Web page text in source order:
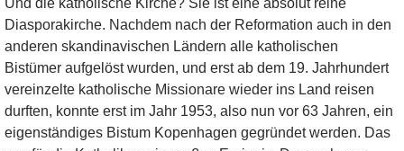
Und die katholische Kirche? Sie ist eine absolut reine
Diasporakirche. Nachdem nach der Reformation auch in den
anderen skandinavischen Ländern alle katholischen
Bistümer aufgelöst wurden, und erst ab dem 19. Jahrhundert
vereinzelte katholische Missionare wieder ins Land reisen
durften, konnte erst im Jahr 1953, also nun vor 63 Jahren, ein
eigenständiges Bistum Kopenhagen gegründet werden. Das